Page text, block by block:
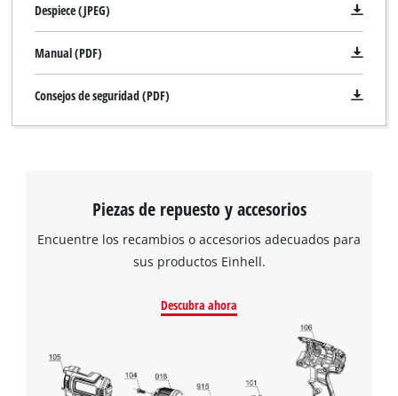
Despiece (JPEG)
Manual (PDF)
Consejos de seguridad (PDF)
Piezas de repuesto y accesorios
Encuentre los recambios o accesorios adecuados para
sus productos Einhell.
Descubra ahora